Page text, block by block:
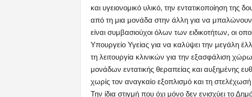
και υγειονομικό υλικό, την εντατικοποίηση της
από τη μια μονάδα στην άλλη για να
είναι συμβασιούχοι όλων των ειδικοτήτων, οι
Υπουργείο Υγείας για να καλύψει την μεγάλη
τη λειτουργία κλινικών για την εξασφάλιση
μονάδων εντατικής θεραπείας και αυξημένης
χωρίς τον αναγκαίο εξοπλισμό και τη
Την ίδια στιγμή που όχι μόνο δεν ενισχύει το